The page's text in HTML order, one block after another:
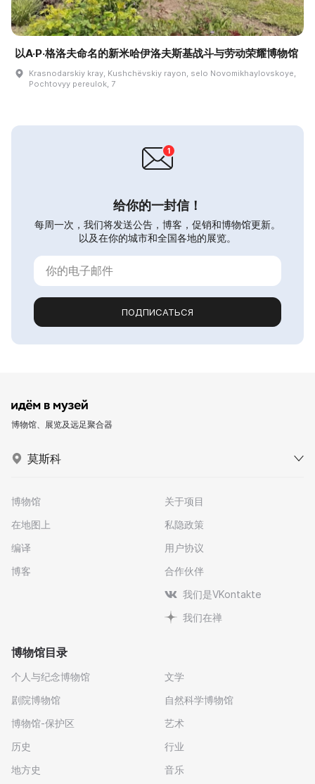
以A·P·格洛夫命名的新米哈伊洛夫斯基战斗与劳动荣耀博物馆
Krasnodarskiy kray, Kushchëvskiy rayon, selo Novomikhaylovskoye,
Pochtovyy pereulok, 7
给你的一封信！
每周一次，我们将发送公告，博客，促销和博物馆更新。
以及在你的城市和全国各地的展览。
ПОДПИСАТЬСЯ
博物馆、展览及远足聚合器
莫斯科
博物馆
在地图上
编译
博客
关于项目
私隐政策
用户协议
合作伙伴
我们是VKontakte
我们在禅
博物馆目录
个人与纪念博物馆
剧院博物馆
博物馆-保护区
历史
地方史
文学
自然科学博物馆
艺术
行业
音乐